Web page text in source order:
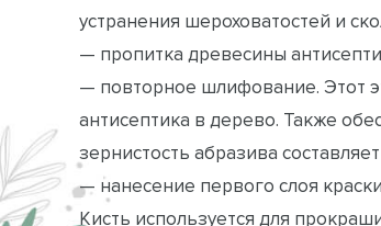
устранения шероховатостей и
— пропитка древесины
— повторное шлифование. Этот
антисептика в дерево. Также
зернистость абразива составляет
— нанесение первого слоя
Кисть используется для